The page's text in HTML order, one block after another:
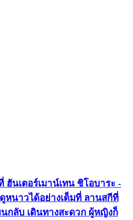
ฮันเตอร์เมาน์เทน ชิโอบาระ -
หนาวได้อย่างเต็มที่ ลานสกีที่
นกลับ เดินทางสะดวก ผู้หญิงก็